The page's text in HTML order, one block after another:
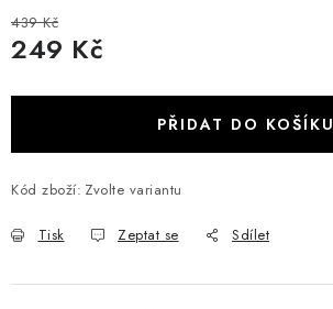
439 Kč
249 Kč
PŘIDAT DO KOŠÍKU
Kód zboží: Zvolte variantu
Tisk Zeptat se Sdílet